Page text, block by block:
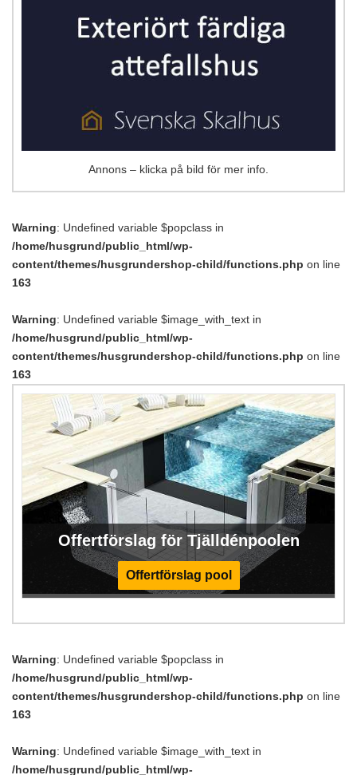
Annons – klicka på bild för mer info.
Warning: Undefined variable $popclass in
/home/husgrund/public_html/wp-
content/themes/husgrundershop-child/functions.php on line
163
Warning: Undefined variable $image_with_text in
/home/husgrund/public_html/wp-
content/themes/husgrundershop-child/functions.php on line
163
Offertförslag för Tjälldénpoolen
Offertförslag pool
Warning: Undefined variable $popclass in
/home/husgrund/public_html/wp-
content/themes/husgrundershop-child/functions.php on line
163
Warning: Undefined variable $image_with_text in
/home/husgrund/public_html/wp-